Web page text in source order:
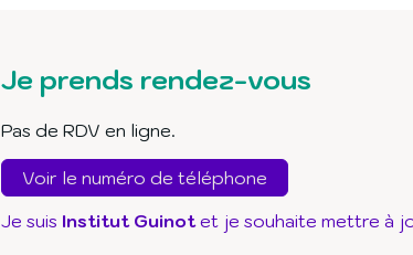
Je prends rendez-vous
Pas de RDV en ligne.
Voir le numéro de téléphone
Je suis Institut Guinotet je souhaite mettre à